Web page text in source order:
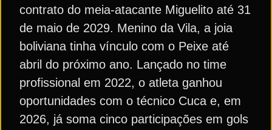
contrato do meia-atacante Miguelito até 31
de maio de 2029. Menino da Vila, a joia
boliviana tinha vínculo com o Peixe até
abril do próximo ano. Lançado no time
profissional em 2022, o atleta ganhou
oportunidades com o técnico Cuca e, em
2026, já soma cinco participações em gols